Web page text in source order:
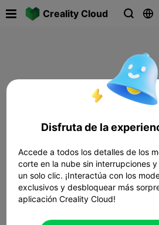
Creality Cloud  
Disfruta de la
Accede a todos los detalles de los
corte en la nube sin interrupciones
un solo clic. ¡Interactúa con los
exclusivos y desbloquear más
aplicación Creality Cloud!